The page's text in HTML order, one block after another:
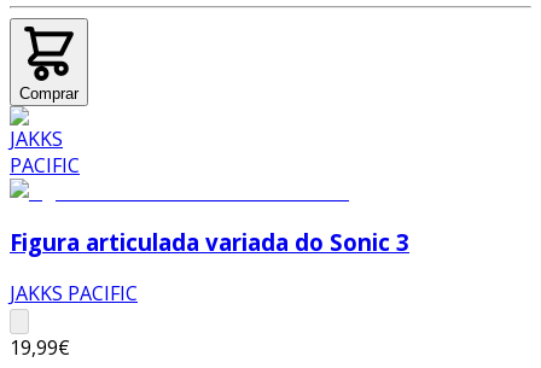
Comprar
Figura articulada variada do Sonic 3
JAKKS PACIFIC
19,99€